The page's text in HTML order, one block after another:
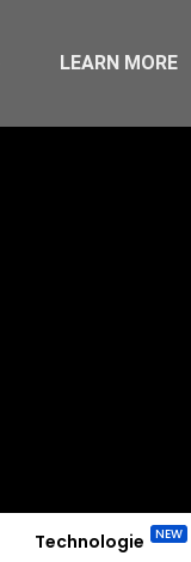
Technologie
LEARN MORE